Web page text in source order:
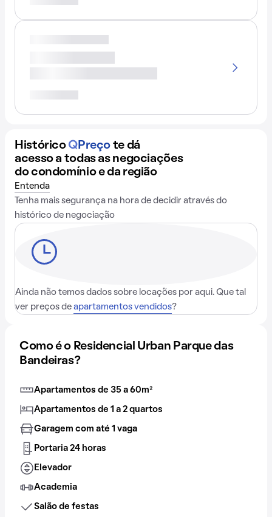
Histórico QPreço te dá
acesso a todas as negociações
do condomínio e da região
Entenda
Tenha mais segurança na hora de decidir através do
histórico de negociação
Ainda não temos dados sobre locações por aqui. Que tal
ver preços de apartamentos vendidos?
Como é o Residencial Urban Parque das
Bandeiras?
Apartamentos de 35 a 60m²
Apartamentos de 1 a 2 quartos
Garagem com até 1 vaga
Portaria 24 horas
Elevador
Academia
Salão de festas